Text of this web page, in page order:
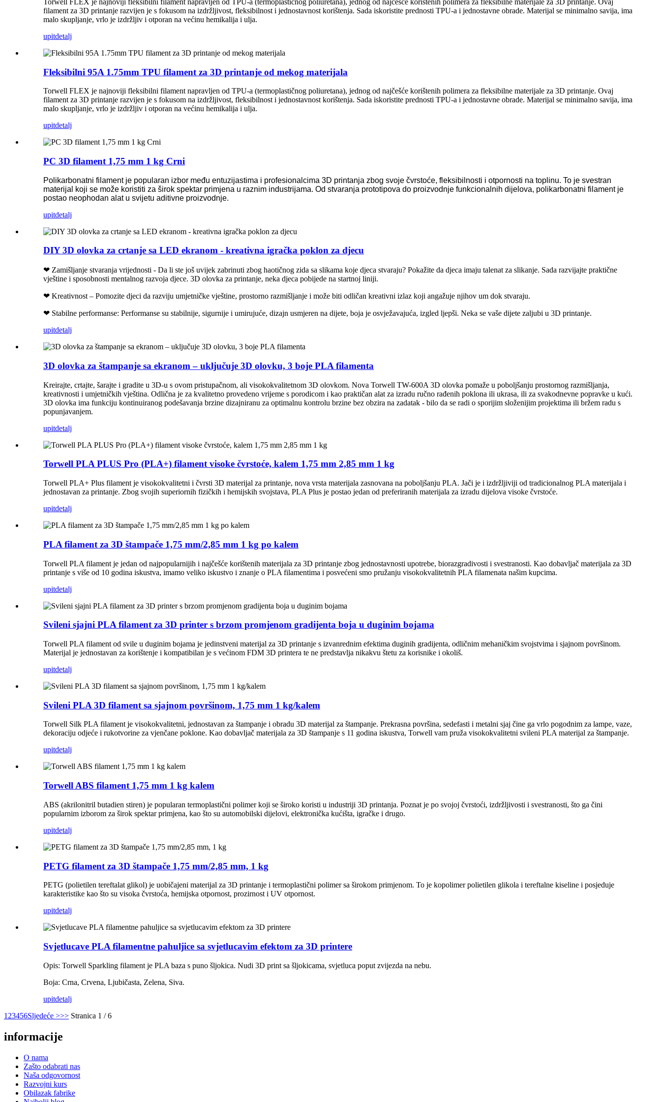
filament za 3D printanje razvijen je s fokusom na izdržljivost, fleksibilnost i jednostavnost korištenja. Sada iskoristite prednosti TPU-a i jednostavne obrade. Materijal se minimalno savija, ima
malo skupljanje, vrlo je izdržljiv i otporan na većinu hemikalija i ulja.
upitdetalj
Fleksibilni 95A 1.75mm TPU filament za 3D printanje od mekog materijala
Torwell FLEX je najnoviji fleksibilni filament napravljen od TPU-a (termoplastičnog poliuretana), jednog od najčešće korištenih polimera za fleksibilne materijale za 3D printanje. Ovaj
filament za 3D printanje razvijen je s fokusom na izdržljivost, fleksibilnost i jednostavnost korištenja. Sada iskoristite prednosti TPU-a i jednostavne obrade. Materijal se minimalno savija, ima
malo skupljanje, vrlo je izdržljiv i otporan na većinu hemikalija i ulja.
upitdetalj
PC 3D filament 1,75 mm 1 kg Crni
Polikarbonatni filament je popularan izbor među entuzijastima i profesionalcima 3D printanja zbog svoje čvrstoće, fleksibilnosti i otpornosti na toplinu. To je svestran
materijal koji se može koristiti za širok spektar primjena u raznim industrijama. Od stvaranja prototipova do proizvodnje funkcionalnih dijelova, polikarbonatni filament je
postao neophodan alat u svijetu aditivne proizvodnje.
upitdetalj
DIY 3D olovka za crtanje sa LED ekranom - kreativna igračka poklon za djecu
❤ Zamišljanje stvaranja vrijednosti - Da li ste još uvijek zabrinuti zbog haotičnog zida sa slikama koje djeca stvaraju? Pokažite da djeca imaju talenat za slikanje. Sada razvijajte praktične
vještine i sposobnosti mentalnog razvoja djece. 3D olovka za printanje, neka djeca pobijede na startnoj liniji.
❤ Kreativnost – Pomozite djeci da razviju umjetničke vještine, prostorno razmišljanje i može biti odličan kreativni izlaz koji angažuje njihov um dok stvaraju.
❤ Stabilne performanse: Performanse su stabilnije, sigurnije i umirujuće, dizajn usmjeren na dijete, boja je osvježavajuća, izgled ljepši. Neka se vaše dijete zaljubi u 3D printanje.
upitdetalj
3D olovka za štampanje sa ekranom – uključuje 3D olovku, 3 boje PLA filamenta
Kreirajte, crtajte, šarajte i gradite u 3D-u s ovom pristupačnom, ali visokokvalitetnom 3D olovkom. Nova Torwell TW-600A 3D olovka pomaže u poboljšanju prostornog razmišljanja,
kreativnosti i umjetničkih vještina. Odlična je za kvalitetno provedeno vrijeme s porodicom i kao praktičan alat za izradu ručno rađenih poklona ili ukrasa, ili za svakodnevne popravke u kući.
3D olovka ima funkciju kontinuiranog podešavanja brzine dizajniranu za optimalnu kontrolu brzine bez obzira na zadatak - bilo da se radi o sporijim složenijim projektima ili bržem radu s
popunjavanjem.
upitdetalj
Torwell PLA PLUS Pro (PLA+) filament visoke čvrstoće, kalem 1,75 mm 2,85 mm 1 kg
Torwell PLA+ Plus filament je visokokvalitetni i čvrsti 3D materijal za printanje, nova vrsta materijala zasnovana na poboljšanju PLA. Jači je i izdržljiviji od tradicionalnog PLA materijala i
jednostavan za printanje. Zbog svojih superiornih fizičkih i hemijskih svojstava, PLA Plus je postao jedan od preferiranih materijala za izradu dijelova visoke čvrstoće.
upitdetalj
PLA filament za 3D štampače 1,75 mm/2,85 mm 1 kg po kalem
Torwell PLA filament je jedan od najpopularnijih i najčešće korištenih materijala za 3D printanje zbog jednostavnosti upotrebe, biorazgradivosti i svestranosti. Kao dobavljač materijala za 3D
printanje s više od 10 godina iskustva, imamo veliko iskustvo i znanje o PLA filamentima i posvećeni smo pružanju visokokvalitetnih PLA filamenata našim kupcima.
upitdetalj
Svileni sjajni PLA filament za 3D printer s brzom promjenom gradijenta boja u duginim bojama
Torwell PLA filament od svile u duginim bojama je jedinstveni materijal za 3D printanje s izvanrednim efektima duginih gradijenta, odličnim mehaničkim svojstvima i sjajnom površinom.
Materijal je jednostavan za korištenje i kompatibilan je s većinom FDM 3D printera te ne predstavlja nikakvu štetu za korisnike i okoliš.
upitdetalj
Svileni PLA 3D filament sa sjajnom površinom, 1,75 mm 1 kg/kalem
Torwell Silk PLA filament je visokokvalitetni, jednostavan za štampanje i obradu 3D materijal za štampanje. Prekrasna površina, sedefasti i metalni sjaj čine ga vrlo pogodnim za lampe, vaze,
dekoraciju odjeće i rukotvorine za vjenčane poklone. Kao dobavljač materijala za 3D štampanje s 11 godina iskustva, Torwell vam pruža visokokvalitetni svileni PLA materijal za štampanje.
upitdetalj
Torwell ABS filament 1,75 mm 1 kg kalem
ABS (akrilonitril butadien stiren) je popularan termoplastični polimer koji se široko koristi u industriji 3D printanja. Poznat je po svojoj čvrstoći, izdržljivosti i svestranosti, što ga čini
popularnim izborom za širok spektar primjena, kao što su automobilski dijelovi, elektronička kućišta, igračke i drugo.
upitdetalj
PETG filament za 3D štampače 1,75 mm/2,85 mm, 1 kg
PETG (polietilen tereftalat glikol) je uobičajeni materijal za 3D printanje i termoplastični polimer sa širokom primjenom. To je kopolimer polietilen glikola i tereftalne kiseline i posjeduje
karakteristike kao što su visoka čvrstoća, hemijska otpornost, prozirnost i UV otpornost.
upitdetalj
Svjetlucave PLA filamentne pahuljice sa svjetlucavim efektom za 3D printere
Opis: Torwell Sparkling filament je PLA baza s puno šljokica. Nudi 3D print sa šljokicama, svjetluca poput zvijezda na nebu.
Boja: Crna, Crvena, Ljubičasta, Zelena, Siva.
upitdetalj
1 23456Sljedeće >>> Stranica 1 / 6
informacije
O nama
Zašto odabrati nas
Naša odgovornost
Razvojni kurs
Obilazak fabrike